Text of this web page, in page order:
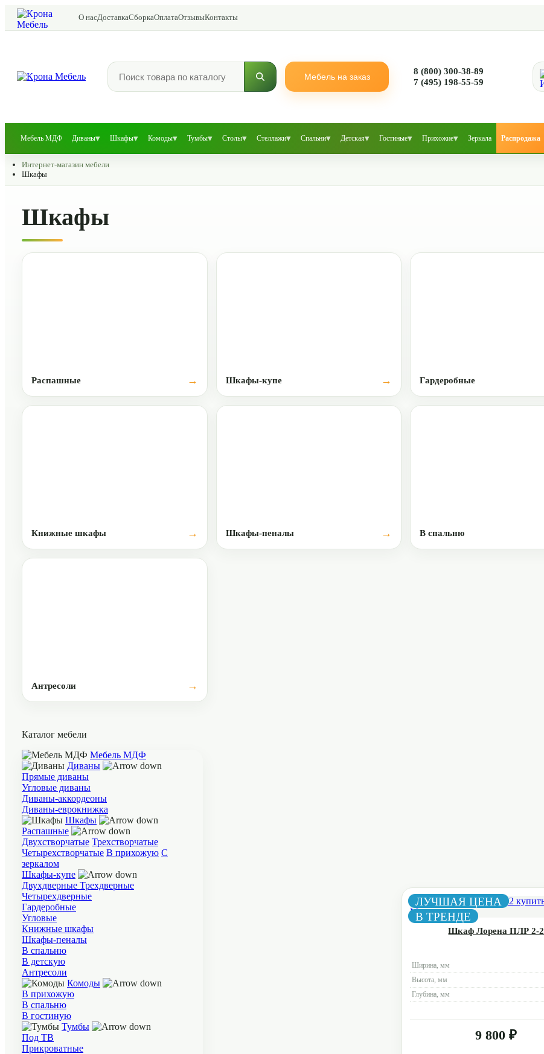
О насДоставкаСборкаОплатаОтзывыКонтакты
Мебель на заказ
8 (800) 300-38-89
7 (495) 198-55-59
Мебель МДФ Диваны▾ Шкафы▾ Комоды▾ Тумбы▾ Столы▾ Стеллажи▾ Спальни▾ Детская▾ Гостиные▾ Прихожие▾ Зеркала Распродажа
Интернет-магазин мебели
Шкафы
Шкафы
Распашные Шкафы-купе Гардеробные
Книжные шкафы Шкафы-пеналы В спальню
Антресоли
Каталог мебели
Мебель МДФ
Диваны
Прямые диваны
Угловые диваны
Диваны-аккордеоны
Диваны-еврокнижка
Шкафы
Распашные
Двухстворчатые Трехстворчатые
Четырехстворчатые В прихожую С
зеркалом
Шкафы-купе
Двухдверные Трехдверные
Четырехдверные
Гардеробные
Угловые
Книжные шкафы
Шкафы-пеналы
В спальню
В детскую
Антресоли
Комоды
В прихожую
В спальню
В гостиную
Тумбы
Под ТВ
Прикроватные
ЛУЧШАЯ ЦЕНА
В ТРЕНДЕ
Шкаф Лорена ПЛР 2-2
Ширина, мм
Высота, мм
Глубина, мм
9 800 ₽